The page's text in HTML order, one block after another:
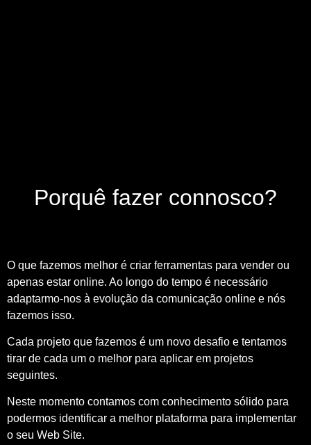
Porquê fazer connosco?
O que fazemos melhor é criar ferramentas para vender ou
apenas estar online. Ao longo do tempo é necessário
adaptarmo-nos à evolução da comunicação online e nós
fazemos isso.
Cada projeto que fazemos é um novo desafio e tentamos
tirar de cada um o melhor para aplicar em projetos
seguintes.
Neste momento contamos com conhecimento sólido para
podermos identificar a melhor plataforma para implementar
o seu Web Site.